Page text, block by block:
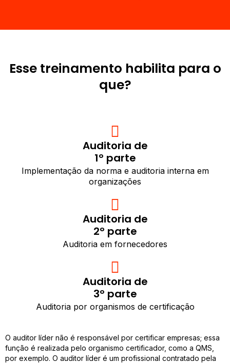
Esse treinamento habilita para o
que?
Auditoria de
1º parte
Implementação da norma e auditoria interna em
organizações
Auditoria de
2º parte
Auditoria em fornecedores
Auditoria de
3º parte
Auditoria por organismos de certificação
O auditor líder não é responsável por certificar empresas; essa
função é realizada pelo organismo certificador, como a QMS,
por exemplo. O auditor líder é um profissional contratado pela